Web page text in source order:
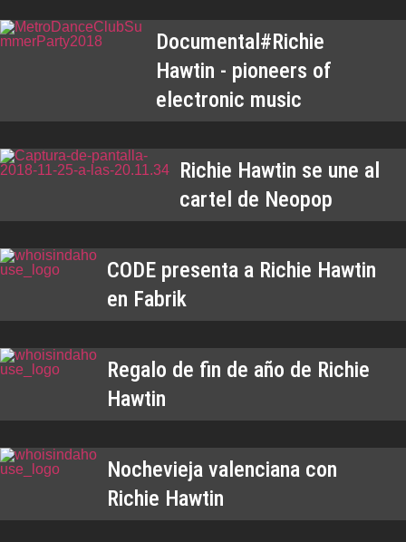
Documental#Richie
Hawtin - pioneers of
electronic music
Richie Hawtin se une al
cartel de Neopop
CODE presenta a Richie Hawtin
en Fabrik
Regalo de fin de año de Richie
Hawtin
Nochevieja valenciana con
Richie Hawtin